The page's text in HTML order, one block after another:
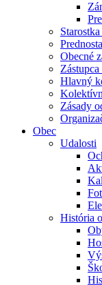
Obecné
Hlavný
Zásady
Obec
Udalosti
História